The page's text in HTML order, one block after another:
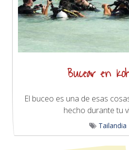
Bucear en
El buceo es una de esas
hecho durante tu
Tailandia